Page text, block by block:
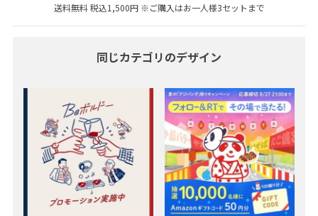
送料無料 税込1,500円 ※ご購入はお一人様3セットまで
同じカテゴリのデザイン